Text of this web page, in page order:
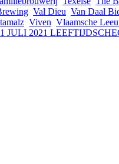
Val Dieu Van Daal
Viven Vlaamsche
JULI 2021